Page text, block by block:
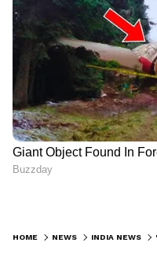
HOME NEWS INDIA NEWS